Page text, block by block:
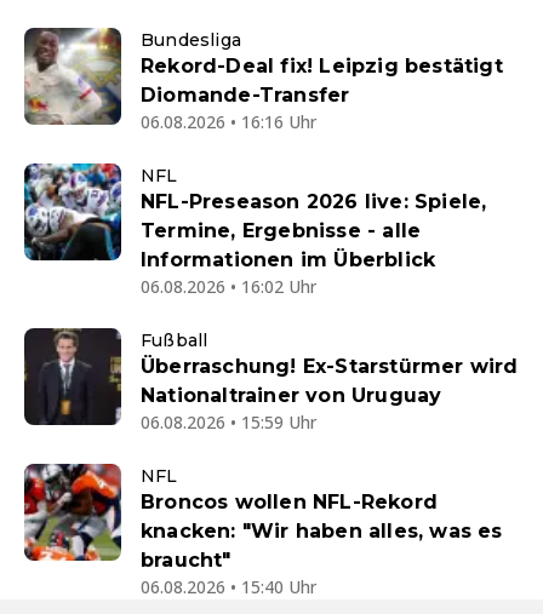
Bundesliga
Rekord-Deal fix! Leipzig bestätigt
Diomande-Transfer
06.08.2026 • 16:16 Uhr
NFL
NFL-Preseason 2026 live: Spiele,
Termine, Ergebnisse - alle
Informationen im Überblick
06.08.2026 • 16:02 Uhr
Fußball
Überraschung! Ex-Starstürmer wird
Nationaltrainer von Uruguay
06.08.2026 • 15:59 Uhr
NFL
Broncos wollen NFL-Rekord
knacken: "Wir haben alles, was es
braucht"
06.08.2026 • 15:40 Uhr